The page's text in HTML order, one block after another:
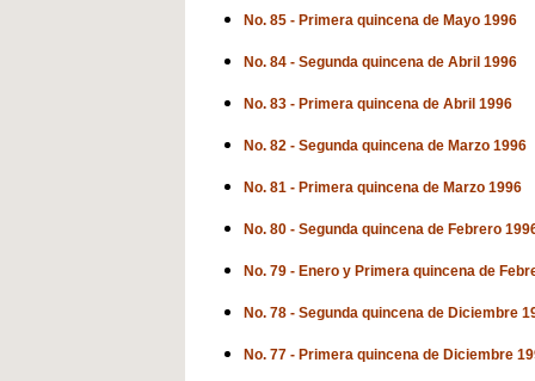
No. 85 - Primera quincena de Mayo 1996
No. 84 - Segunda quincena de Abril 1996
No. 83 - Primera quincena de Abril 1996
No. 82 - Segunda quincena de Marzo 1996
No. 81 - Primera quincena de Marzo 1996
No. 80 - Segunda quincena de Febrero
No. 79 - Enero y Primera quincena de
No. 78 - Segunda quincena de Diciembre
No. 77 - Primera quincena de Diciembre